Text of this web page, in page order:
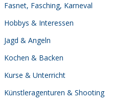
Fasnet, Fasching, Karneval
Hobbys & Interessen
Jagd & Angeln
Kochen & Backen
Kurse & Unterricht
Künstleragenturen & Shooting